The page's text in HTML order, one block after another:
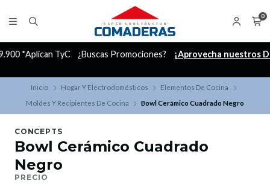
0
¿Buscas Promociones? ¡Aprovecha nuestros Descuentazos!
Inicio Hogar Y Electrodomésticos
Elementos De Cocina
Moldes Y Recipientes De Cocina
Bowl Cerámico Cuadrado Negro
CONCEPTS
Bowl Cerámico Cuadrado
Negro
PRECIO